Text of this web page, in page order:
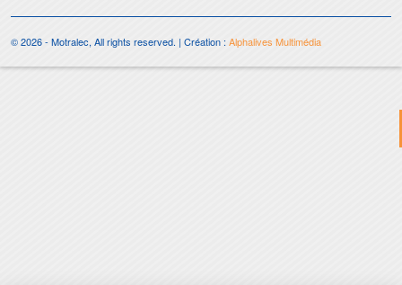
© 2026 - Motralec, All rights reserved. | Création : Alphalives Multimédia